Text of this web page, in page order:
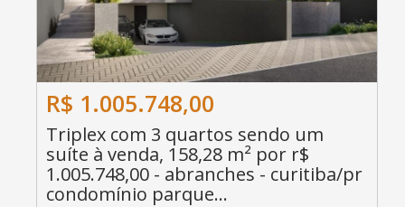
R$ 1.005.748,00
Triplex com 3 quartos sendo um
suíte à venda, 158,28 m² por r$
1.005.748,00 - abranches - curitiba/pr
condomínio parque...